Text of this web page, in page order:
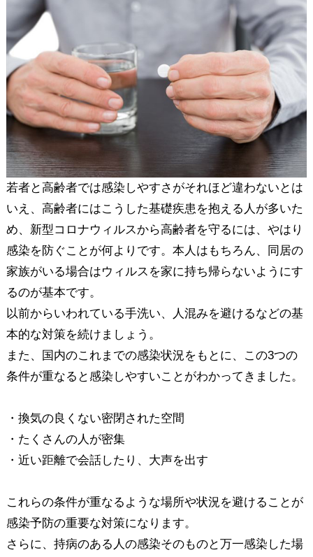
若者と高齢者では感染しやすさがそれほど違わないとは
いえ、高齢者にはこうした基礎疾患を抱える人が多いた
め、新型コロナウィルスから高齢者を守るには、やはり
感染を防ぐことが何よりです。本人はもちろん、同居の
家族がいる場合はウィルスを家に持ち帰らないようにす
るのが基本です。
以前からいわれている手洗い、人混みを避けるなどの基
本的な対策を続けましょう。
また、国内のこれまでの感染状況をもとに、この3つの
条件が重なると感染しやすいことがわかってきました。
・換気の良くない密閉された空間
・たくさんの人が密集
・近い距離で会話したり、大声を出す
これらの条件が重なるような場所や状況を避けることが
感染予防の重要な対策になります。
さらに、持病のある人の感染そのものと万一感染した場